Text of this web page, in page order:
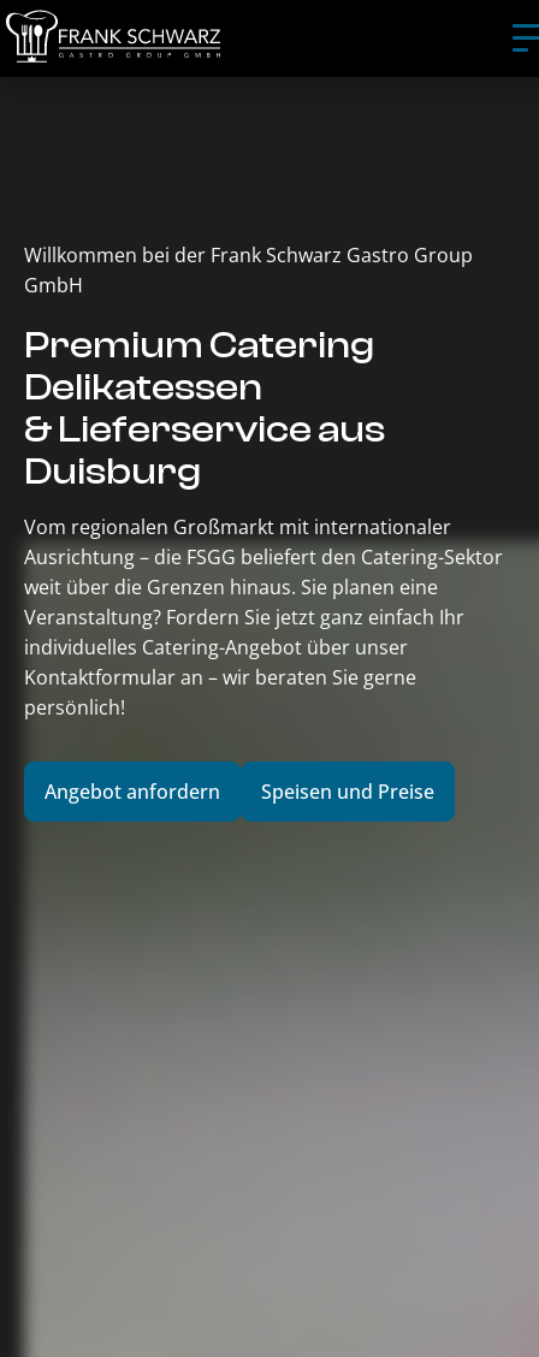
Willkommen bei der Frank Schwarz Gastro Group
GmbH
Premium Catering
Delikatessen
& Lieferservice aus
Duisburg
Vom regionalen Großmarkt mit internationaler
Ausrichtung – die FSGG beliefert den Catering-Sektor
weit über die Grenzen hinaus. Sie planen eine
Veranstaltung? Fordern Sie jetzt ganz einfach Ihr
individuelles Catering-Angebot über unser
Kontaktformular an – wir beraten Sie gerne
persönlich!
Angebot anfordern Speisen und Preise